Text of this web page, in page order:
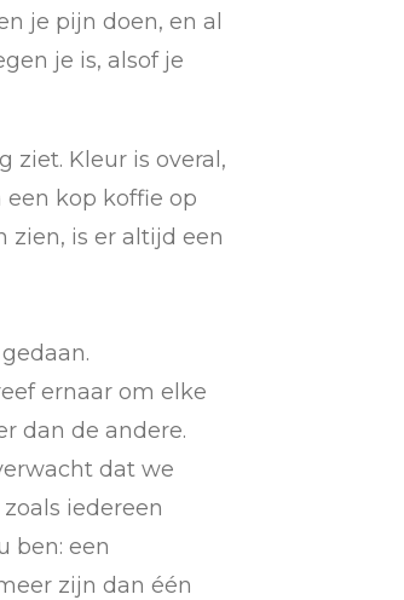
je pijn doen, en al
je is, alsof je
Kleur is overal,
kop koffie op
zien, is er altijd een
ernaar om elke
dan de andere.
dat we
iedereen
ben: een
zijn dan één